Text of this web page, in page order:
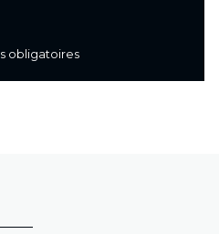
obligatoires